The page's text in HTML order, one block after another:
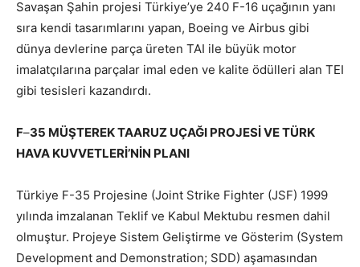
Savaşan Şahin projesi Türkiye’ye 240 F-16 uçağının yanı
sıra kendi tasarımlarını yapan, Boeing ve Airbus gibi
dünya devlerine parça üreten TAI ile büyük motor
imalatçılarına parçalar imal eden ve kalite ödülleri alan TEI
gibi tesisleri kazandırdı.
F–35 MÜŞTEREK TAARUZ UÇAĞI PROJESİ VE TÜRK
HAVA KUVVETLERİ’NİN PLANI
Türkiye F-35 Projesine (Joint Strike Fighter (JSF) 1999
yılında imzalanan Teklif ve Kabul Mektubu resmen dahil
olmuştur. Projeye Sistem Geliştirme ve Gösterim (System
Development and Demonstration; SDD) aşamasından